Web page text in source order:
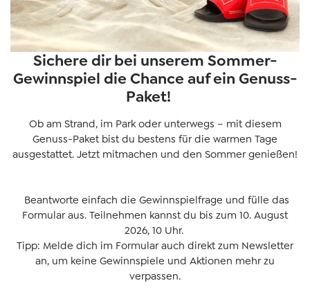
Sichere dir bei unserem Sommer-
Gewinnspiel die Chance auf ein Genuss-
Paket!
Ob am Strand, im Park oder unterwegs – mit diesem
Genuss-Paket bist du bestens für die warmen Tage
ausgestattet. Jetzt mitmachen und den Sommer genießen!
Beantworte einfach die Gewinnspielfrage und fülle das
Formular aus. Teilnehmen kannst du bis zum 10. August
2026, 10 Uhr.
Tipp: Melde dich im Formular auch direkt zum Newsletter
an, um keine Gewinnspiele und Aktionen mehr zu
verpassen.